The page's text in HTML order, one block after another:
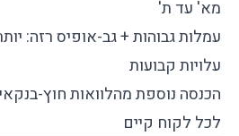
מא' עד ת'
עמלות גבוהות + גב-אופיס רזה:
עלויות קבועות
הכנסה נוספת מהלוואות חוץ-
לכל לקוח קיים